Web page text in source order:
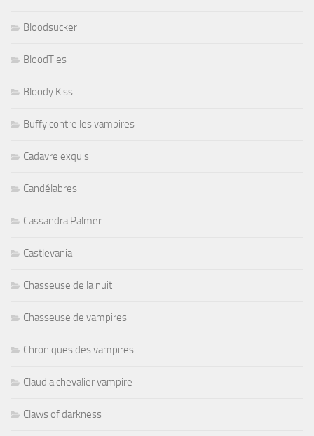
Bloodsucker
BloodTies
Bloody Kiss
Buffy contre les vampires
Cadavre exquis
Candélabres
Cassandra Palmer
Castlevania
Chasseuse de la nuit
Chasseuse de vampires
Chroniques des vampires
Claudia chevalier vampire
Claws of darkness